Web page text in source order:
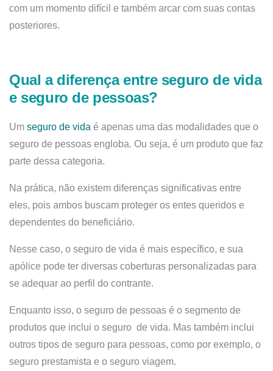
com um momento difícil e também arcar com suas contas
posteriores.
Qual a diferença entre seguro de vida
e seguro de pessoas?
Um seguro de vida é apenas uma das modalidades que o
seguro de pessoas engloba. Ou seja, é um produto que faz
parte dessa categoria.
Na prática, não existem diferenças significativas entre
eles, pois ambos buscam proteger os entes queridos e
dependentes do beneficiário.
Nesse caso, o seguro de vida é mais específico, e sua
apólice pode ter diversas coberturas personalizadas para
se adequar ao perfil do contrante.
Enquanto isso, o seguro de pessoas é o segmento de
produtos que inclui o seguro de vida. Mas também inclui
outros tipos de seguro para pessoas, como por exemplo, o
seguro prestamista e o seguro viagem.